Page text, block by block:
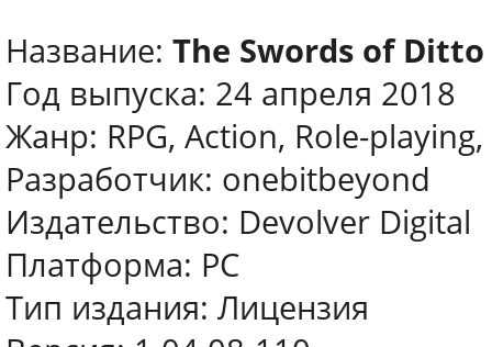
Название: The Swords of Ditto
Год выпуска: 24 апреля 2018
Жанр: RPG, Action, Role-
Разработчик: onebitbeyond
Издательство: Devolver Digital
Платформа: PC
Тип издания: Лицензия